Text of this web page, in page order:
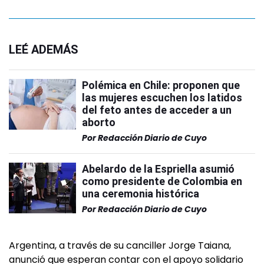
LEÉ ADEMÁS
Polémica en Chile: proponen que
las mujeres escuchen los latidos
del feto antes de acceder a un
aborto
PorRedacción Diario de Cuyo
Abelardo de la Espriella asumió
como presidente de Colombia en
una ceremonia histórica
PorRedacción Diario de Cuyo
Argentina, a través de su canciller Jorge Taiana,
anunció que esperan contar con el apoyo solidario